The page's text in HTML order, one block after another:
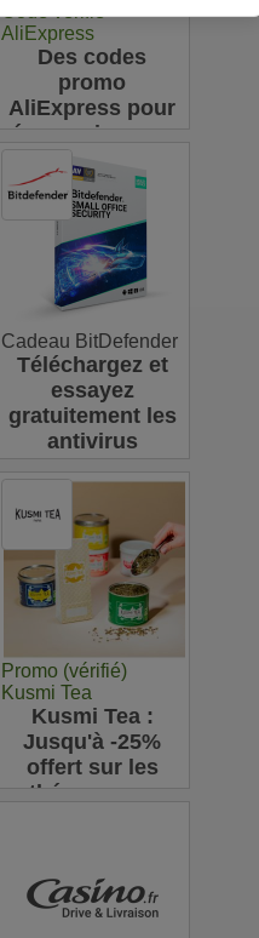
Code vérifié
AliExpress
Des codes
promo
AliExpress pour
économiser sur
vos achats en
ligne : jusqu'à
63€
Cadeau BitDefender
Téléchargez et
essayez
gratuitement les
antivirus
Promo (vérifié)
Kusmi Tea
Kusmi Tea :
Jusqu'à -25%
offert sur les
thés en vrac